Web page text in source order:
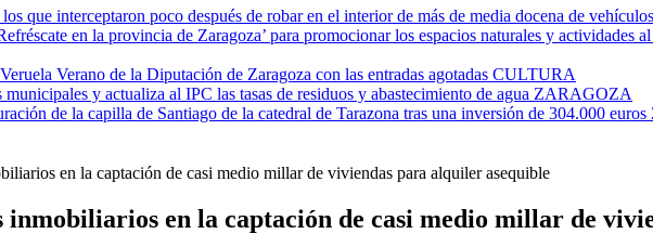
que interceptaron poco después de robar en el interior de más de media docena de vehículos
en la provincia de Zaragoza’ para promocionar los espacios naturales y actividades
Verano de la Diputación de Zaragoza con las entradas agotadas CULTURA
y actualiza al IPC las tasas de residuos y abastecimiento de agua ZARAGOZA
de la capilla de Santiago de la catedral de Tarazona tras una inversión de 304.000 euros
en la captación de casi medio millar de viviendas para alquiler asequible
inmobiliarios en la captación de casi medio millar de